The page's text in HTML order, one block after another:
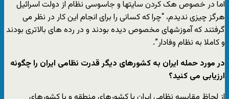
اما در خصوص هک کردن سایتها و جاسوسی نظام از دولت اسرائیل
هرگز چیزی ندیدم، “چرا که کسانی را برای انجام این کار در نظر می
گرفتند که آموزشهای مخصوص دیده بودند و در رده های بالاتری بودند
و کاملا به نظام وفادار”.
در مورد حمله ایران به کشورهای دیگر قدرت نظامی ایران را چگونه
ارزیابی می کنید؟